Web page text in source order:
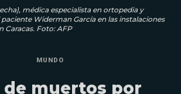
médica especialista en ortopedia y
Widerman García en las instalaciones
Caracas. Foto: AFP
MUNDO
de muertos por